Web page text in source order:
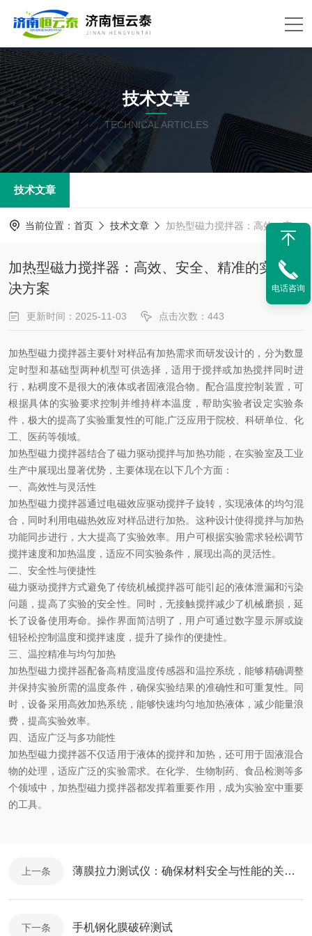
技术文章
TECHNICAL ARTICLES
技术文章
当前位置： 首页 技术文章 加热型磁力搅拌器：高效、安全、精准的实验解决方案
加热型磁力搅拌器：高效、安全、精准的实验解
决方案
更新时间：2025-11-03 点击次数：443
加热型磁力搅拌器主要针对样品有加热需求而研发设计的，分为数显
定时型和基础型两种机型可供选择，适用于搅拌或加热搅拌同时进
行，粘稠度不是很大的液体或者固液混合物。配合温度控制装置，可
根据具体的实验要求控制并维持样本温度，帮助实验者设定实验条
件，极大的提高了实验重复性的可能,广泛应用于院校、科研单位、化
工、医药等领域。
加热型磁力搅拌器结合了磁力驱动搅拌与加热功能，在实验室及工业
生产中展现出显著优势，主要体现在以下几个方面：
一、高效性与灵活性
加热型磁力搅拌器通过电磁效应驱动搅拌子旋转，实现液体的均匀混
合，同时利用电磁热效应对样品进行加热。这种设计使得搅拌与加热
功能同步进行，大大提高了实验效率。用户可根据实验需求轻松调节
搅拌速度和加热温度，适应不同实验条件，展现出高的灵活性。
二、安全性与便捷性
磁力驱动搅拌方式避免了传统机械搅拌器可能引起的液体泄漏和污染
问题，提高了实验的安全性。同时，无接触搅拌减少了机械磨损，延
长了设备使用寿命。操作界面简洁明了，用户可通过数字显示屏或旋
钮轻松控制温度和搅拌速度，提升了操作的便捷性。
三、温控精准与均匀加热
加热型磁力搅拌器配备高精度温度传感器和温控系统，能够精确调整
并保持实验所需的温度条件，确保实验结果的准确性和可重复性。同
时，设备采用高效加热系统，能够快速均匀地加热液体，减少能量浪
费，提高实验效率。
四、适应广泛与多功能性
加热型磁力搅拌器不仅适用于液体的搅拌和加热，还可用于固液混合
物的处理，适应广泛的实验需求。在化学、生物制药、食品检测等多
个领域中，加热型磁力搅拌器都发挥着重要作用，成为实验室中重要
的工具。
上一条 薄膜拉力测试仪：确保材料安全与性能的关键工具
下一条 手机钢化膜破碎测试
电话咨询